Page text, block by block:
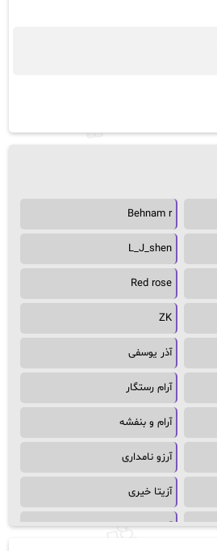
Behnam r
L_J_shen
Red rose
ZK
آذر یوسفی
آرام رستگار
آرام و بنفشه
آرزو نامداری
آزیتا خیری
آسمان۶۵